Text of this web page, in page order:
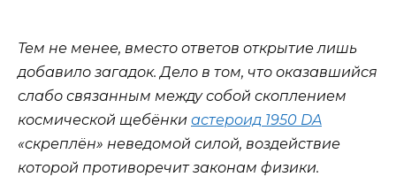
Тем не менее, вместо ответов открытие лишь
добавило загадок. Дело в том, что оказавшийся
слабо связанным между собой скоплением
космической щебёнки астероид 1950 DA
«скреплён» неведомой силой, воздействие
которой противоречит законам физики.